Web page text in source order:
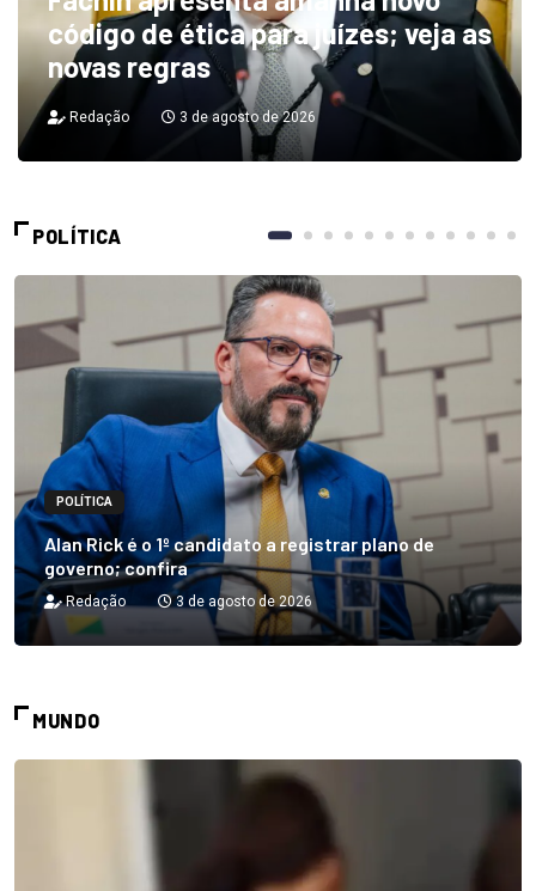
código de ética para juízes; veja as
novas regras
Redação 3 de agosto de 2026
POLÍTICA
POLÍTICA
Alan Rick é o 1º candidato a registrar plano de
governo; confira
Redação 3 de agosto de 2026
MUNDO